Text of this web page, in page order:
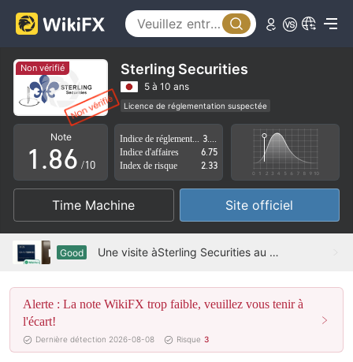
Non vérifié Sterling Securities
5 à 10 ans
Licence de réglementation suspectée
Région d'affaires suspectée
Risque élevé potentiel
Note
0
1
2
3
4
5
6
7
.
4
5
6
7
8
9
2
3
4
5
6
7
8
9
/10
Indice d'affaires
6.75
Index de risque
2.33
Time Machine Site officiel
Good Une visite àSterling Securities au Japon -- L'existence d'un bureau a été confirmée
Alerte : La note WikiFX trop faible, veuillez vous tenir à
l'écart!
Dernière détection 2026-08-08 Risque 3